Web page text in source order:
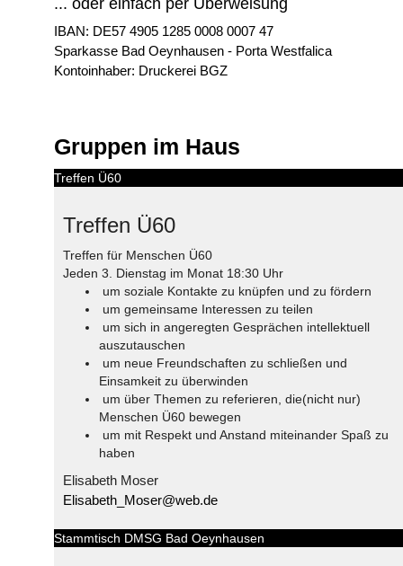
... oder einfach per Überweisung
IBAN: DE57 4905 1285 0008 0007 47
Sparkasse Bad Oeynhausen - Porta Westfalica
Kontoinhaber: Druckerei BGZ
Gruppen im Haus
Treffen Ü60
Treffen Ü60
Treffen für Menschen Ü60
Jeden 3. Dienstag im Monat 18:30 Uhr
um soziale Kontakte zu knüpfen und zu fördern
um gemeinsame Interessen zu teilen
um sich in angeregten Gesprächen intellektuell
auszutauschen
um neue Freundschaften zu schließen und
Einsamkeit zu überwinden
um über Themen zu referieren, die(nicht nur)
Menschen Ü60 bewegen
um mit Respekt und Anstand miteinander Spaß zu
haben
Elisabeth Moser
Elisabeth_Moser@web.de
Stammtisch DMSG Bad Oeynhausen